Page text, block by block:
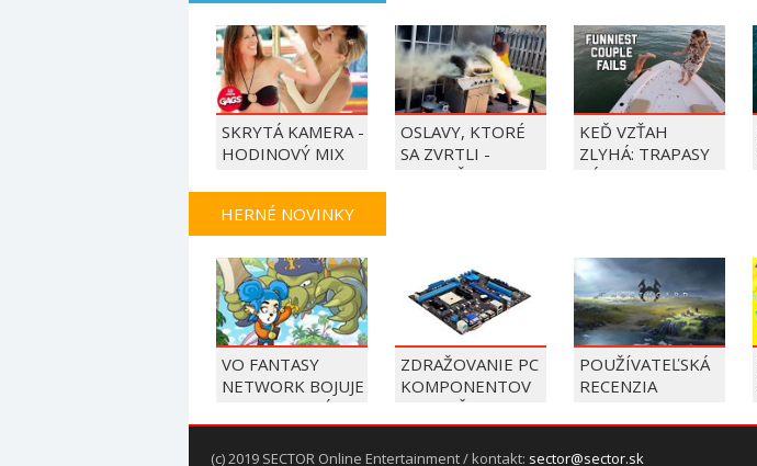
SKRYTÁ KAMERA -
HODINOVÝ MIX
OSLAVY, KTORÉ
SA ZVRTLI -
NAJLEPŠIE
KEĎ VZŤAH
ZLYHÁ: TRAPASY
PÁROV
HERNÉ NOVINKY
VO FANTASY
NETWORK BOJUJE
MODROVLASÁ
HRDINKA S
DÁŽDNIKOM
ZDRAŽOVANIE PC
KOMPONENTOV
POKRAČUJE,
VÝROBCOVIA
ZVYŠUJÚ CENY
POUŽÍVATEĽSKÁ
RECENZIA
(c) 2019 SECTOR Online Entertainment / kontakt: sector@sector.sk